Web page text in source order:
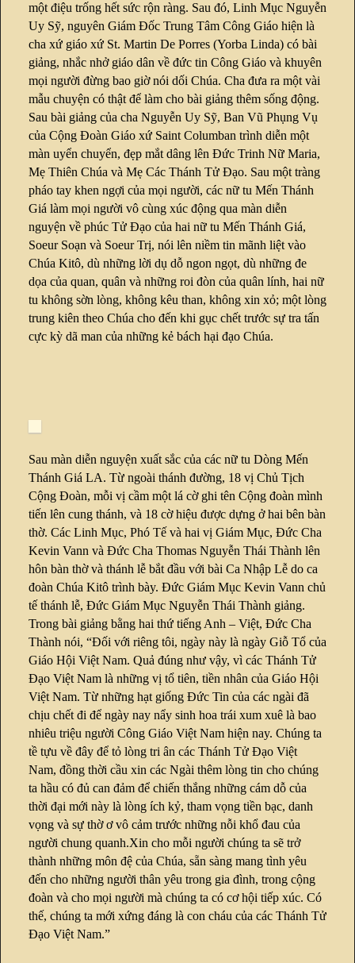
một điệu trống hết sức rộn ràng. Sau đó, Linh Mục Nguyễn
Uy Sỹ, nguyên Giám Đốc Trung Tâm Công Giáo hiện là
cha xứ giáo xứ St. Martin De Porres (Yorba Linda) có bài
giảng, nhắc nhở giáo dân về đức tin Công Giáo và khuyên
mọi người đừng bao giờ nói dối Chúa. Cha đưa ra một vài
mẫu chuyện có thật để làm cho bài giảng thêm sống động.
Sau bài giảng của cha Nguyễn Uy Sỹ, Ban Vũ Phụng Vụ
của Cộng Đoàn Giáo xứ Saint Columban trình diễn một
màn uyển chuyển, đẹp mắt dâng lên Đức Trinh Nữ Maria,
Mẹ Thiên Chúa và Mẹ Các Thánh Tử Đạo. Sau một tràng
pháo tay khen ngợi của mọi người, các nữ tu Mến Thánh
Giá làm mọi người vô cùng xúc động qua màn diễn
nguyện về phúc Tử Đạo của hai nữ tu Mến Thánh Giá,
Soeur Soạn và Soeur Trị, nói lên niềm tin mãnh liệt vào
Chúa Kitô, dù những lời dụ dỗ ngon ngọt, dù những đe
dọa của quan, quân và những roi đòn của quân lính, hai nữ
tu không sờn lòng, không kêu than, không xin xỏ; một lòng
trung kiên theo Chúa cho đến khi gục chết trước sự tra tấn
cực kỳ dã man của những kẻ bách hại đạo Chúa.
Sau màn diễn nguyện xuất sắc của các nữ tu Dòng Mến
Thánh Giá LA. Từ ngoài thánh đường, 18 vị Chủ Tịch
Cộng Đoàn, mỗi vị cầm một lá cờ ghi tên Cộng đoàn mình
tiến lên cung thánh, và 18 cờ hiệu được dựng ở hai bên bàn
thờ. Các Linh Mục, Phó Tế và hai vị Giám Mục, Đức Cha
Kevin Vann và Đức Cha Thomas Nguyễn Thái Thành lên
hôn bàn thờ và thánh lễ bắt đầu với bài Ca Nhập Lễ do ca
đoàn Chúa Kitô trình bày. Đức Giám Mục Kevin Vann chủ
tế thánh lễ, Đức Giám Mục Nguyễn Thái Thành giảng.
Trong bài giảng bằng hai thứ tiếng Anh – Việt, Đức Cha
Thành nói, “Đối với riêng tôi, ngày này là ngày Giỗ Tổ của
Giáo Hội Việt Nam. Quả đúng như vậy, vì các Thánh Tử
Đạo Việt Nam là những vị tổ tiên, tiền nhân của Giáo Hội
Việt Nam. Từ những hạt giống Đức Tin của các ngài đã
chịu chết đi để ngày nay nẩy sinh hoa trái xum xuê là bao
nhiêu triệu người Công Giáo Việt Nam hiện nay. Chúng ta
tề tựu về đây để tỏ lòng tri ân các Thánh Tử Đạo Việt
Nam, đồng thời cầu xin các Ngài thêm lòng tin cho chúng
ta hầu có đủ can đảm để chiến thắng những cám dỗ của
thời đại mới này là lòng ích kỷ, tham vọng tiền bạc, danh
vọng và sự thờ ơ vô cảm trước những nỗi khổ đau của
người chung quanh.Xin cho mỗi người chúng ta sẽ trở
thành những môn đệ của Chúa, sẵn sàng mang tình yêu
đến cho những người thân yêu trong gia đình, trong cộng
đoàn và cho mọi người mà chúng ta có cơ hội tiếp xúc. Có
thế, chúng ta mới xứng đáng là con cháu của các Thánh Tử
Đạo Việt Nam.”